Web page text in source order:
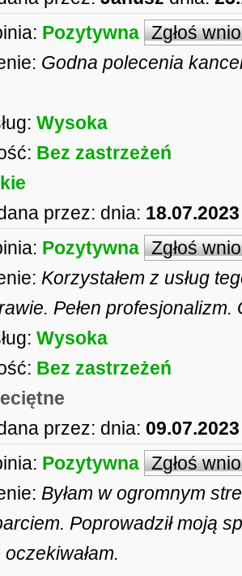
Pozytywna Zgłoś
Godna polecenia
Wysoka
Bez zastrzeżeń
przez: dnia:
Pozytywna Zgłoś
Korzystałem z usług
Pełen
Wysoka
Bez zastrzeżeń
przez: dnia:
Pozytywna Zgłoś
Byłam w ogromnym
Poprowadził moją